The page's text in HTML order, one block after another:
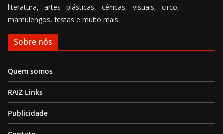
literatura, artes plásticas, cênicas, visuais, circo,
mamulengos, festas e muito mais.
Sobre nós
Quem somos
RAIZ Links
Publicidade